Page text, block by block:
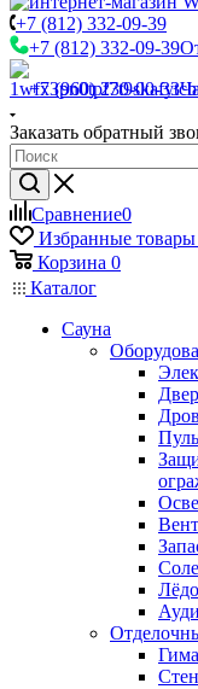
+7 (812) 332-09-39
+7 (812) 332-09-39
+7 (960) 230-00-33
Заказать обратный
Сравнение0
Избранные товары
Корзина 0
Каталог
Сауна